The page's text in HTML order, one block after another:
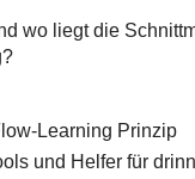
wo liegt die
Learning Prinzip
und Helfer für